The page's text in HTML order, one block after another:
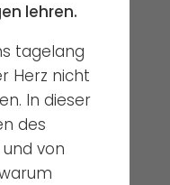
lehren.
tagelang
Herz nicht
In dieser
des
von